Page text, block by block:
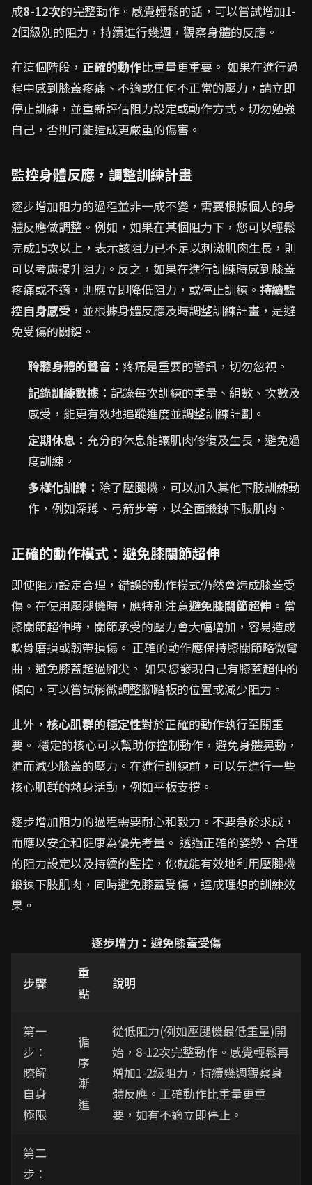
成8-12次的完整動作。感覺輕鬆的話，可以嘗試增加1-
2個級別的阻力，持續進行幾週，觀察身體的反應。
在這個階段， 正確的動作比重量更重要。 如果在進行過
程中感到膝蓋疼痛、不適或任何不正常的壓力，請立即
停止訓練，並重新評估阻力設定或動作方式。切勿勉強
自己，否則可能造成更嚴重的傷害。
監控身體反應，調整訓練計畫
逐步增加阻力的過程並非一成不變，需要根據個人的身
體反應做調整。例如，如果在某個阻力下，您可以輕鬆
完成15次以上，表示該阻力已不足以刺激肌肉生長，則
可以考慮提升阻力。反之，如果在進行訓練時感到膝蓋
疼痛或不適，則應立即降低阻力，或停止訓練。 持續監
控自身感受 ，並根據身體反應及時調整訓練計畫，是避
免受傷的關鍵。
聆聽身體的聲音： 疼痛是重要的警訊，切勿忽視。
記錄訓練數據： 記錄每次訓練的重量、組數、次數及
感受，能更有效地追蹤進度並調整訓練計劃。
定期休息： 充分的休息能讓肌肉修復及生長，避免過
度訓練。
多樣化訓練： 除了壓腿機，可以加入其他下肢訓練動
作，例如深蹲、弓箭步等，以全面鍛鍊下肢肌肉。
正確的動作模式：避免膝關節超伸
即使阻力設定合理，錯誤的動作模式仍然會造成膝蓋受
傷。在使用壓腿機時，應特別注意避免膝關節超伸 。當
膝關節超伸時，關節承受的壓力會大幅增加，容易造成
軟骨磨損或韌帶損傷。 正確的動作應保持膝關節略微彎
曲，避免膝蓋超過腳尖。 如果您發現自己有膝蓋超伸的
傾向，可以嘗試稍微調整腳踏板的位置或減少阻力。
此外， 核心肌群的穩定性對於正確的動作執行至關重
要。 穩定的核心可以幫助你控制動作，避免身體晃動，
進而減少膝蓋的壓力。在進行訓練前，可以先進行一些
核心肌群的熱身活動，例如平板支撐。
逐步增加阻力的過程需要耐心和毅力。不要急於求成，
而應以安全和健康為優先考量。 透過正確的姿勢、合理
的阻力設定以及持續的監控，你就能有效地利用壓腿機
鍛鍊下肢肌肉，同時避免膝蓋受傷，達成理想的訓練效
果。
逐步增力：避免膝蓋受傷
步驟
重
點
說明
第一
步：
瞭解
自身
極限
循
序
漸
進
從低阻力(例如壓腿機最低重量)開
始，8-12次完整動作。感覺輕鬆再
增加1-2級阻力，持續幾週觀察身
體反應。正確動作比重量更重
要，如有不適立即停止。
第二
步：